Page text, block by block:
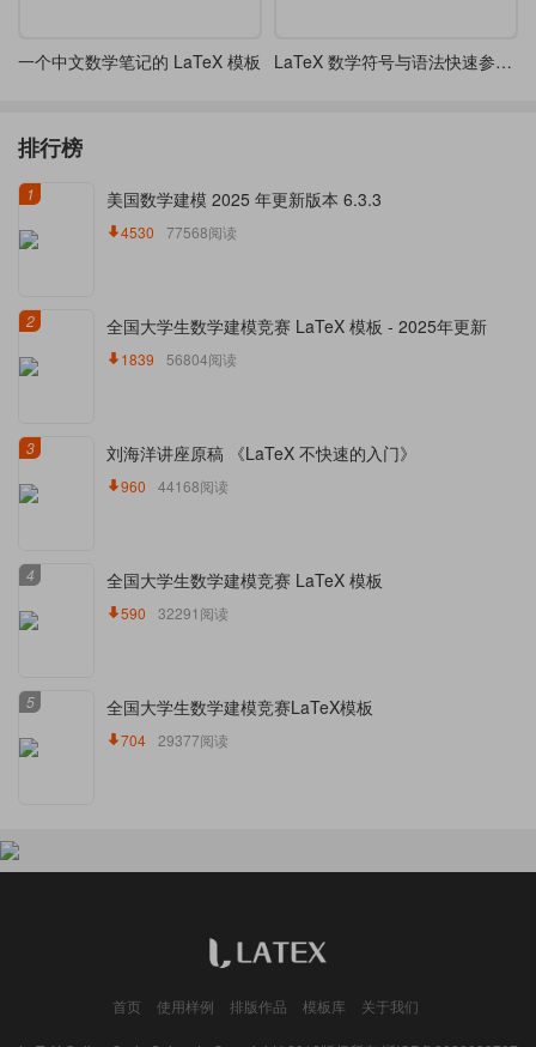
一个中文数学笔记的 LaTeX 模板 LaTeX 数学符号与语法快速参考教程
排行榜
1 美国数学建模 2025 年更新版本 6.3.3
4530 77568阅读
2 全国大学生数学建模竞赛 LaTeX 模板 - 2025年更新
1839 56804阅读
3 刘海洋讲座原稿 《LaTeX 不快速的入门》
960 44168阅读
4 全国大学生数学建模竞赛 LaTeX 模板
590 32291阅读
5 全国大学生数学建模竞赛LaTeX模板
704 29377阅读
首页 使用样例 排版作品 模板库 关于我们